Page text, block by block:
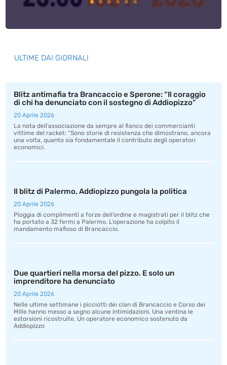
ULTIME DAI GIORNALI
Blitz antimafia tra Brancaccio e Sperone: “Il coraggio
di chi ha denunciato con il sostegno di Addiopizzo”
20 Aprile 2026
La nota dell’associazione da sempre al fianco dei commercianti
vittime del racket: “Sono storie di resistenza che dimostrano, ancora
una volta, quanto sia fondamentale il contributo degli operatori
economici.
Il blitz di Palermo, Addiopizzo pungola la politica
20 Aprile 2026
Pioggia di complimenti a forze dell’ordine e magistrati per il blitz che
ha portato a 32 fermi a Palermo. L’operazione ha colpito il
mandamento mafioso di Brancaccio.
Due quartieri nella morsa del pizzo. E solo un
imprenditore ha denunciato
20 Aprile 2026
Nelle ultime settimane i picciotti dei clan di Brancaccio e Corso dei
Mille hanno messo a segno alcune intimidazioni. Una ventina le
estorsioni ricostruite. Un operatore economico sostenuto da
Addiopizzo